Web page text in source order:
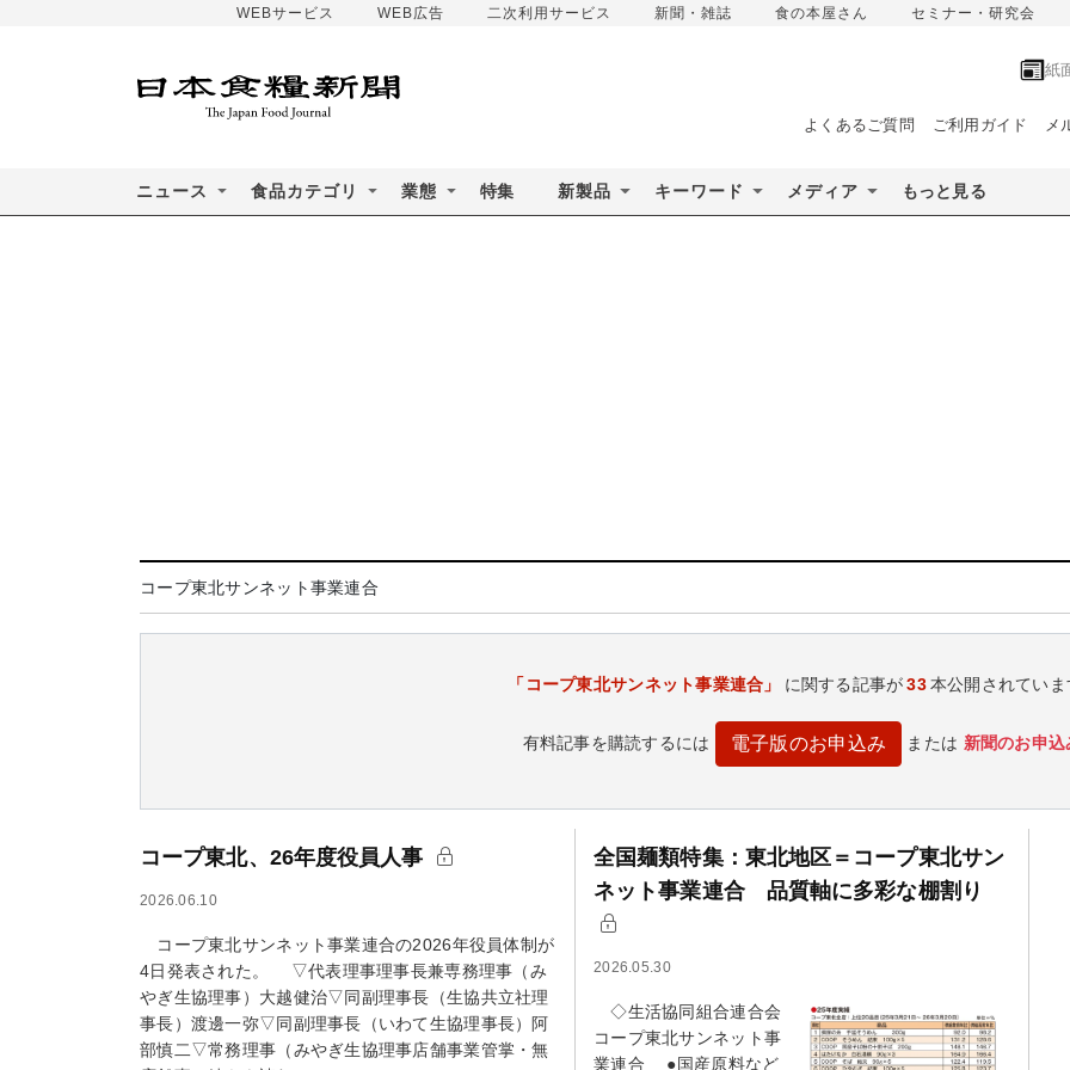
WEBサービス WEB広告 二次利用サービス 新聞・雑誌 食の本屋さん セミナー・研究会
紙
よくあるご質問 ご利用ガイド メ
ニュース 食品カテゴリ 業態 特集 新製品 キーワード メディア もっと見る
コープ東北サンネット事業連合
「コープ東北サンネット事業連合」 に関する記事が 33本公開されていま
有料記事を購読するには 電子版のお申込み または 新聞のお申込
コープ東北、26年度役員人事
2026.06.10
コープ東北サンネット事業連合の2026年役員体制が
4日発表された。 ▽代表理事理事長兼専務理事（み
やぎ生協理事）大越健治▽同副理事長（生協共立社理
事長）渡邊一弥▽同副理事長（いわて生協理事長）阿
部慎二▽常務理事（みやぎ生協理事店舗事業管掌・無
全国麺類特集：東北地区＝コープ東北サン
ネット事業連合 品質軸に多彩な棚割り
2026.05.30
◇生活協同組合連合会
コープ東北サンネット事
業連合 ●国産原料など